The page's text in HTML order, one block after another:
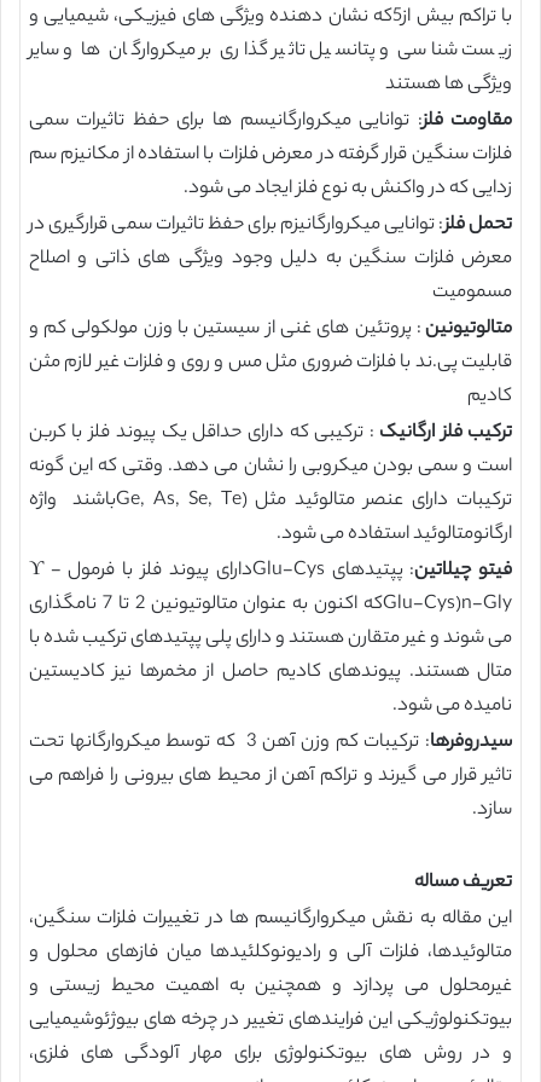
با تراکم بیش از5که نشان دهنده ویژگی های فیزیکی، شیمیایی و
زیست شناسی و پتانسیل تاثیر گذاری بر میکروارگان ها و سایر
ویژگی ها هستند
مقاومت فلز: توانایی میکروارگانیسم ها برای حفظ تاثیرات سمی
فلزات سنگین قرار گرفته در معرض فلزات با استفاده از مکانیزم سم
زدایی که در واکنش به نوع فلز ایجاد می شود.
تحمل فلز: توانایی میکروارگانیزم برای حفظ تاثیرات سمی قرارگیری در
معرض فلزات سنگین به دلیل وجود ویژگی های ذاتی و اصلاح
مسمومیت
متالوتیونین: پروتئین های غنی از سیستین با وزن مولکولی کم و
قابلیت پی.ند با فلزات ضروری مثل مس و روی و فلزات غیر لازم مثن
کادیم
ترکیب فلز ارگانیک : ترکیبی که دارای حداقل یک پیوند فلز با کربن
است و سمی بودن میکروبی را نشان می دهد. وقتی که این گونه
ترکیبات دارای عنصر متالوئید مثل (Ge, As, Se, Teباشند واژه
ارگانومتالوئید استفاده می شود.
فیتو چیلاتین
: پپتیدهای Glu-Cysدارای پیوند فلز با فرمول ϒ -
Glu-Cys)n-Glyکه اکنون به عنوان متالوتیونین 2 تا 7 نامگذاری
می شوند و غیر متقارن هستند و دارای پلی پپتیدهای ترکیب شده با
متال هستند. پیوندهای کادیم حاصل از مخمرها نیز کادیستین
نامیده می شود.
سیدروفرها
: ترکیبات کم وزن آهن 3 که توسط میکروارگانها تحت
تاثیر قرار می گیرند و تراکم آهن از محیط های بیرونی را فراهم می
سازد.
تعریف مساله
این مقاله به نقش میکروارگانیسم ها در تغییرات فلزات سنگین،
متالوئیدها، فلزات آلی و رادیونوکلئیدها میان فازهای محلول و
غیرمحلول می پردازد و همچنین به اهمیت محیط زیستی و
بیوتکنولوژیکی این فرایندهای تغییر در چرخه های بیوژئوشیمیایی
و در روش های بیوتکنولوژی برای مهار آلودگی های فلزی،